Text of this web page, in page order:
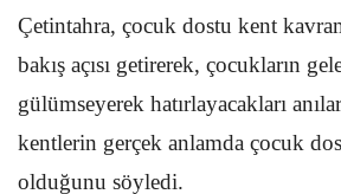
Çetintahra, çocuk dostu kent
bakış açısı getirerek, çocukların
gülümseyerek hatırlayacakları
kentlerin gerçek anlamda çocuk
olduğunu söyledi.